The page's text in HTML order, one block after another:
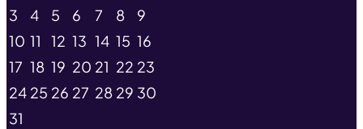
3
4 5 6 7 8
9
10 11 12 13 14 15 16
17 18 19 20 21 22 23
24 25 26 27 28 29 30
31